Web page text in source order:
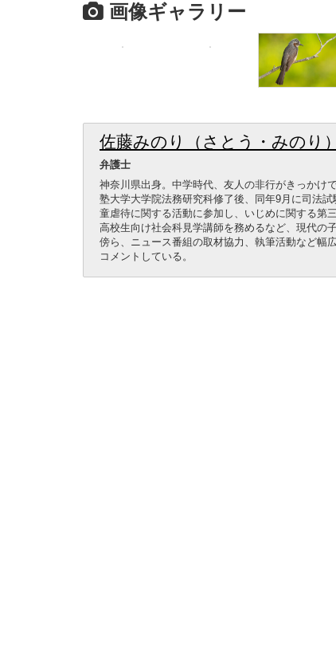
画像ギャラリー
佐藤みのり（さとう・みのり）
弁護士
神奈川県出身。中学時代、友人の非行がきっかけ
塾大学大学院法務研究科修了後、同年9月に司法
童虐待に関する活動に参加し、いじめに関する第
高校生向け社会科見学講師を務めるなど、現代の
傍ら、ニュース番組の取材協力、執筆活動など幅
コメントしている。